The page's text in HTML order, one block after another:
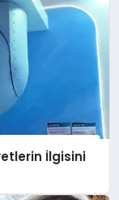
İlgisini